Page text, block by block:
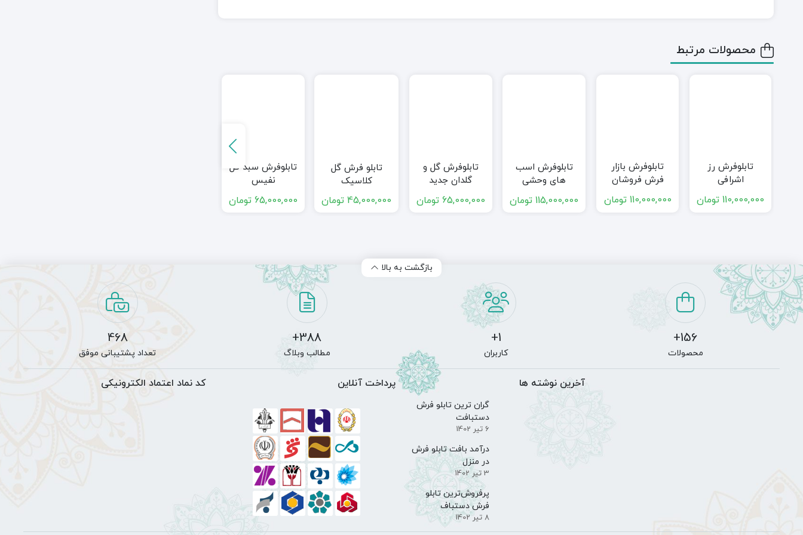
مطالب وبلاگ
آخرین نوشته ها
درآمد بافت تابلو فرش
3 تیر 1402
پرفروش‌ترین تابلو
فرش دستباف
8 تیر 1402
پرداخت آنلاین
09145687880
مظفریه نام خود را از تیمچه مظفریه که معروف‌ترین بخش بازار تبریز محسوب می‌شود و یکی از مراکز عمده تجارت و صدور فرش و تابلو فرش با شهرت جهانی گرفته است. شما در
سردرودکه به پایتخت تابلو فرش دستبافت جهان نیز معروف است انتخاب
لازم به توضیح است فروشگاه آنلاین تابلو فرش مظفریه یک فروشگاه مستقل آنلاین میباشد که با همکاری
گالری فرش مقدم ( تامین کننده تابلو فرش های دستبافت تبریز و سردرود )
تصمیم گرفته ایم محصولات خود را در قالب یک فروشگاه آنلاین معتبر در دید عموم قرار دهیم، تمامی تابلو فرش های دستباف ما دارای کیفیت بالا
نمایش بیشتر